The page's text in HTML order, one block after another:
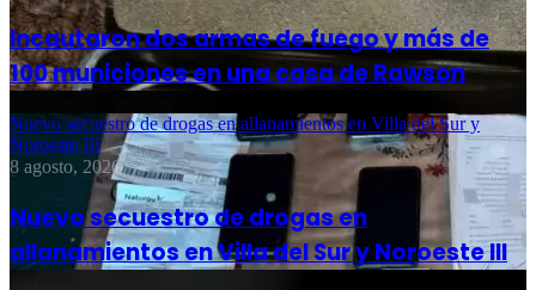
Incautaron dos armas de fuego y más de
100 municiones en una casa de Rawson
Nuevo secuestro de drogas en allanamientos en Villa del Sur y
Noroeste III
8 agosto, 2026
Nuevo secuestro de drogas en
allanamientos en Villa del Sur y Noroeste III